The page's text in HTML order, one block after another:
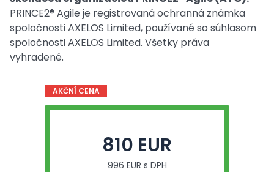
PRINCE2® Agile je registrovaná ochranná známka
spoločnosti AXELOS Limited, používané so súhlasom
spoločnosti AXELOS Limited. Všetky práva
vyhradené.
AKČNÍ CENA
810 EUR
996 EUR s DPH